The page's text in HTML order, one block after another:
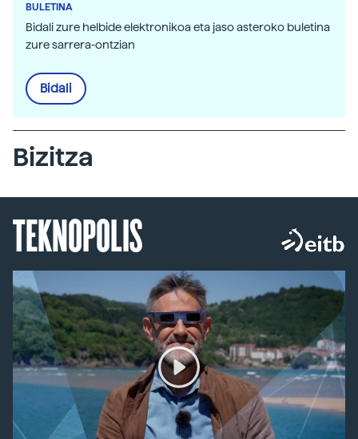
BULETINA
Bidali zure helbide elektronikoa eta jaso asteroko buletina
zure sarrera-ontzian
Bidali
Bizitza
TEKNOPOLIS